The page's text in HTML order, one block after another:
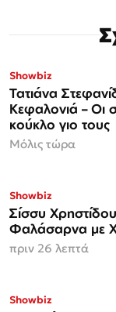
Showbiz
Τατιάνα
Κεφαλονιά – Οι
κούκλο γιο τους
Μόλις τώρα
Showbiz
Σίσσυ
Φαλάσαρνα με
πριν 26 λεπτά
Showbiz